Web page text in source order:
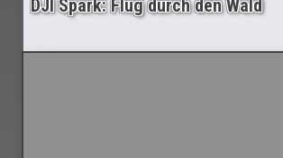
DJI Spark: Flug durch den Wald